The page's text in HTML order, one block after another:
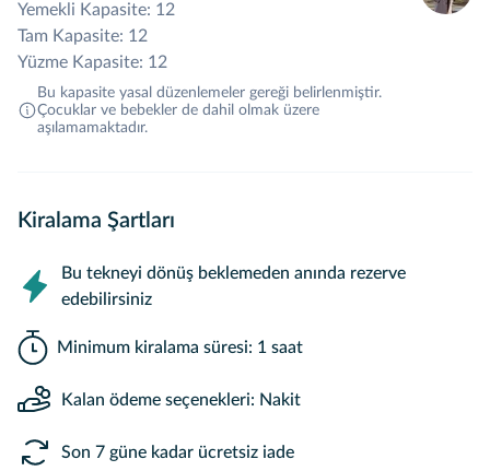
Yemekli Kapasite: 12
Tam Kapasite: 12
Yüzme Kapasite: 12
Bu kapasite yasal düzenlemeler gereği belirlenmiştir.
Çocuklar ve bebekler de dahil olmak üzere
aşılamamaktadır.
Kiralama Şartları
Bu tekneyi dönüş beklemeden anında rezerve
edebilirsiniz
Minimum kiralama süresi: 1 saat
Kalan ödeme seçenekleri: Nakit
Son 7 güne kadar ücretsiz iade